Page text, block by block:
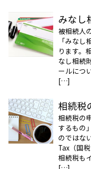
みなし
被相続人
「みな
ります。
なし相続
ールにつ
[…]
相続税
相続税の
するもの
のではな
Tax（国
相続税も